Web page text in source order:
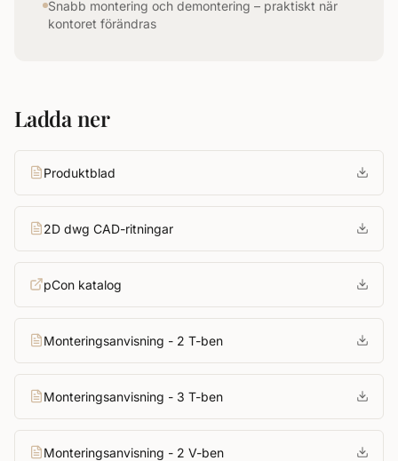
Snabb montering och demontering – praktiskt när
kontoret förändras
Ladda ner
Produktblad
2D dwg CAD-ritningar
pCon katalog
Monteringsanvisning - 2 T-ben
Monteringsanvisning - 3 T-ben
Monteringsanvisning - 2 V-ben